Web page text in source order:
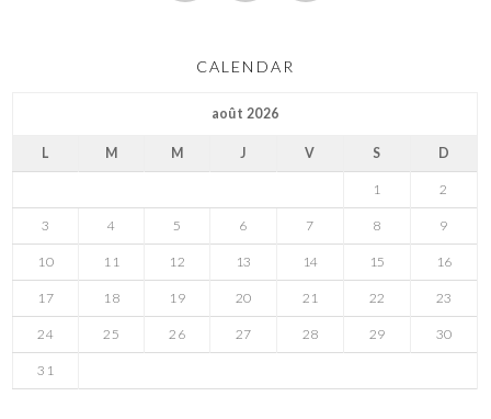
CALENDAR
août 2026
L M M J V S D
1 2
3 4 5 6 7 8 9
10 11 12 13 14 15 16
17 18 19 20 21 22 23
24 25 26 27 28 29 30
31